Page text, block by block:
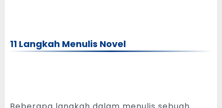
11 Langkah Menulis Novel